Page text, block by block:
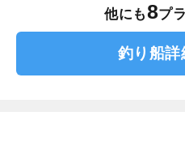
他にも8プ
釣り船詳